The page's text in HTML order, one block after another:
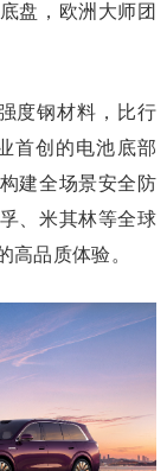
盘，欧洲大师团
度钢材料，比行
首创的电池底部
建全场景安全防
、米其林等全球
高品质体验。